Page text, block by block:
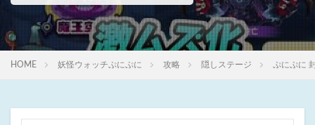
HOME 妖怪ウォッチぷにぷに 攻略 隠しステージ ぷにぷに